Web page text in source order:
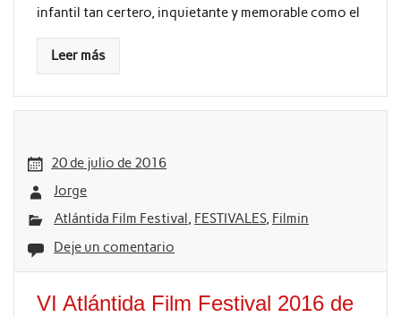
infantil tan certero, inquietante y memorable como el
Leer más
20 de julio de 2016
Jorge
Atlántida Film Festival , FESTIVALES, Filmin
Deje un comentario
VI Atlántida Film Festival 2016 de